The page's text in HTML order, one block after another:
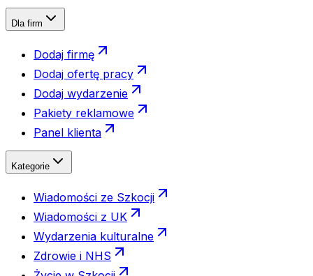
Dla firm
Dodaj firmę
Dodaj ofertę pracy
Dodaj wydarzenie
Pakiety reklamowe
Panel klienta
Kategorie
Wiadomości ze Szkocji
Wiadomości z UK
Wydarzenia kulturalne
Zdrowie i NHS